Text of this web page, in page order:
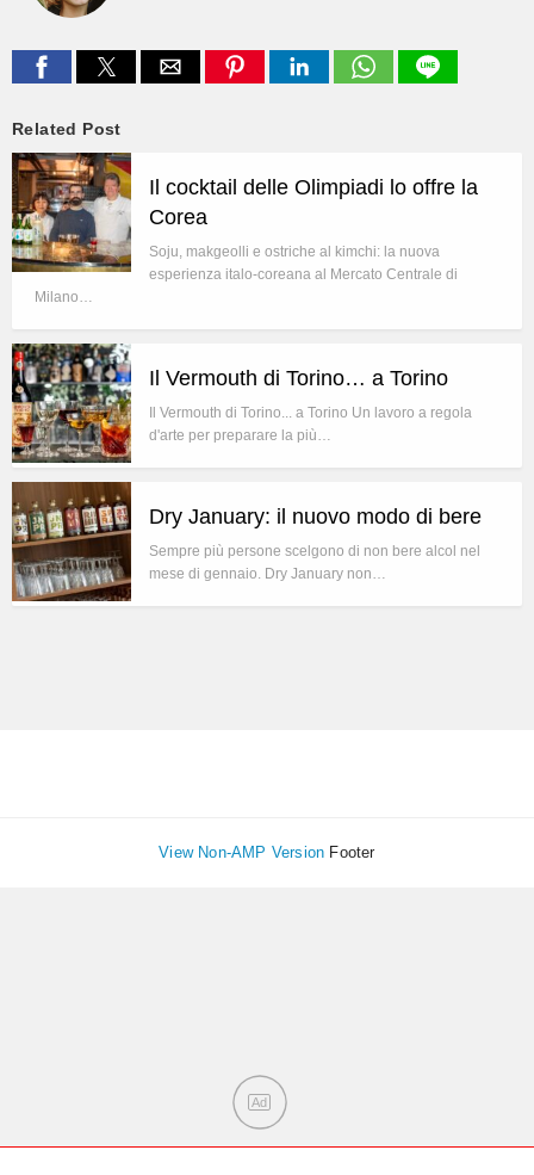
Related Post
Il cocktail delle Olimpiadi lo offre la
Corea
Soju, makgeolli e ostriche al kimchi: la nuova
esperienza italo-coreana al Mercato Centrale di
Milano…
Il Vermouth di Torino… a Torino
Il Vermouth di Torino... a Torino Un lavoro a regola
d'arte per preparare la più…
Dry January: il nuovo modo di bere
Sempre più persone scelgono di non bere alcol nel
mese di gennaio. Dry January non…
View Non-AMP Version Footer
Ad